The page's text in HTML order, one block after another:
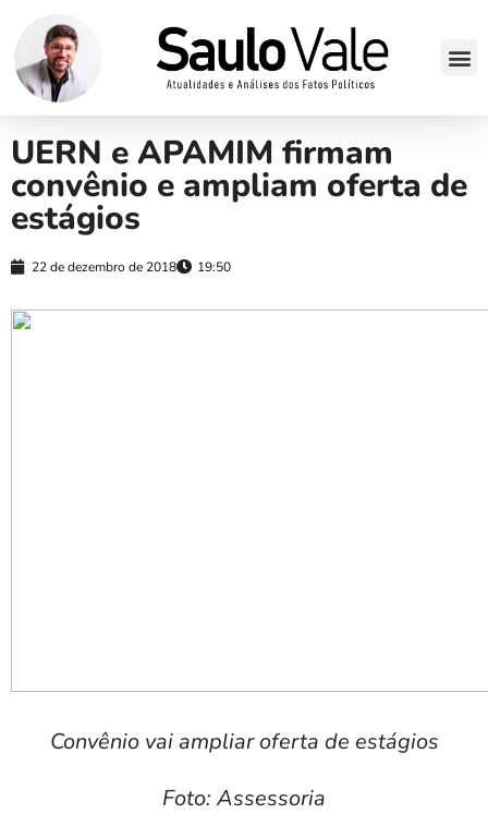
UERN e APAMIM firmam
convênio e ampliam oferta de
estágios
22 de dezembro de 2018 19:50
Convênio vai ampliar oferta de estágios
Foto: Assessoria